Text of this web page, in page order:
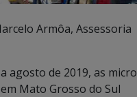
Armôa, Assessoria
agosto de 2019, as micro
Mato Grosso do Sul